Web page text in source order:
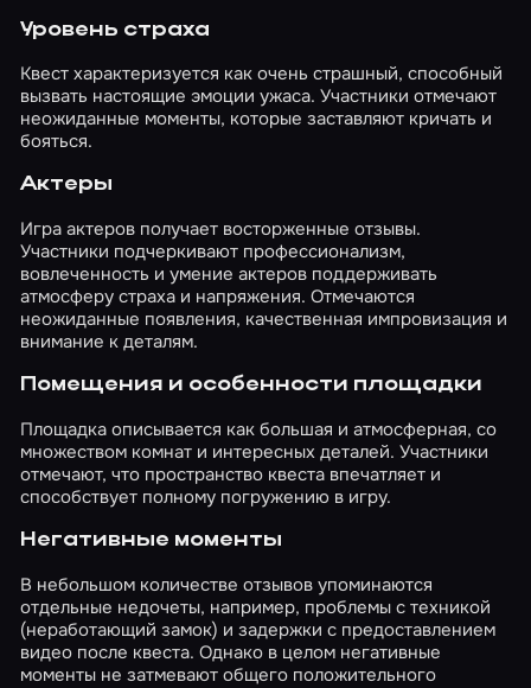
Уровень страха
Квест характеризуется как очень страшный, способный
вызвать настоящие эмоции ужаса. Участники отмечают
неожиданные моменты, которые заставляют кричать и
бояться.
Актеры
Игра актеров получает восторженные отзывы.
Участники подчеркивают профессионализм,
вовлеченность и умение актеров поддерживать
атмосферу страха и напряжения. Отмечаются
неожиданные появления, качественная импровизация и
внимание к деталям.
Помещения и особенности площадки
Площадка описывается как большая и атмосферная, со
множеством комнат и интересных деталей. Участники
отмечают, что пространство квеста впечатляет и
способствует полному погружению в игру.
Негативные моменты
В небольшом количестве отзывов упоминаются
отдельные недочеты, например, проблемы с техникой
(неработающий замок) и задержки с предоставлением
видео после квеста. Однако в целом негативные
моменты не затмевают общего положительного